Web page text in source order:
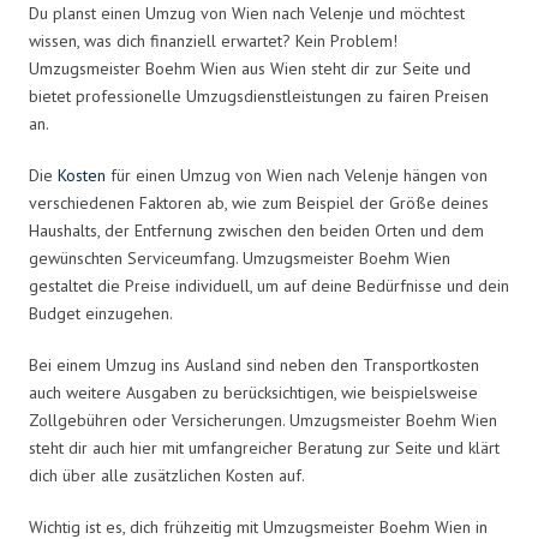
Du planst einen Umzug von Wien nach Velenje und möchtest
wissen, was dich finanziell erwartet? Kein Problem!
Umzugsmeister Boehm Wien aus Wien steht dir zur Seite und
bietet professionelle Umzugsdienstleistungen zu fairen Preisen
an.
Die Kosten für einen Umzug von Wien nach Velenje hängen von
verschiedenen Faktoren ab, wie zum Beispiel der Größe deines
Haushalts, der Entfernung zwischen den beiden Orten und dem
gewünschten Serviceumfang. Umzugsmeister Boehm Wien
gestaltet die Preise individuell, um auf deine Bedürfnisse und dein
Budget einzugehen.
Bei einem Umzug ins Ausland sind neben den Transportkosten
auch weitere Ausgaben zu berücksichtigen, wie beispielsweise
Zollgebühren oder Versicherungen. Umzugsmeister Boehm Wien
steht dir auch hier mit umfangreicher Beratung zur Seite und klärt
dich über alle zusätzlichen Kosten auf.
Wichtig ist es, dich frühzeitig mit Umzugsmeister Boehm Wien in